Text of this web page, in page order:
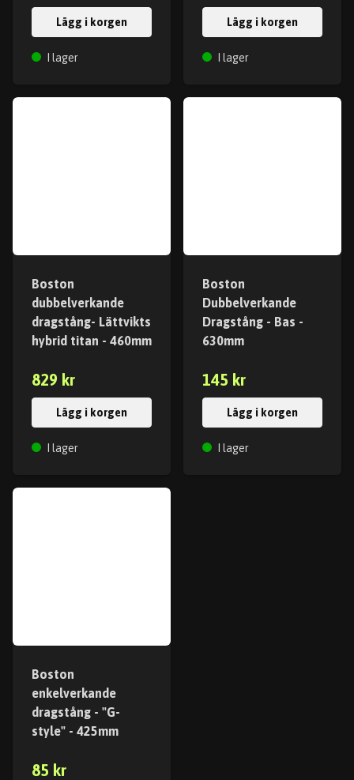
Lägg i korgen
I lager
Lägg i korgen
I lager
Boston
dubbelverkande
dragstång- Lättvikts
hybrid titan - 460mm
829 kr
Lägg i korgen
I lager
Boston
Dubbelverkande
Dragstång - Bas -
630mm
145 kr
Lägg i korgen
I lager
Boston
enkelverkande
dragstång - "G-
style" - 425mm
85 kr